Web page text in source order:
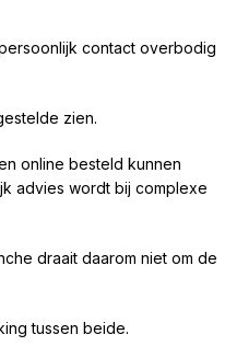
contact overbodig
zien.
online besteld kunnen
advies wordt bij complexe
draait daarom niet om de
tussen beide.